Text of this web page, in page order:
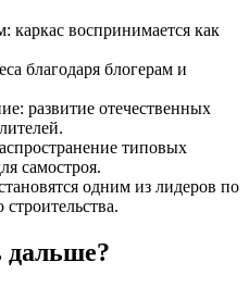
каркас воспринимается как
благодаря блогерам и
развитие отечественных
типовых
самостроя.
одним из лидеров по